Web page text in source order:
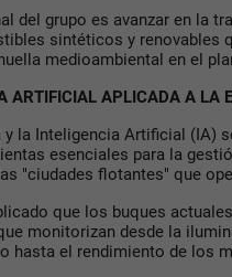
del grupo es avanzar en la
sintéticos y renovables
medioambiental en el
ARTIFICIAL APLICADA A LA
y la Inteligencia Artificial (IA)
esenciales para la
"ciudades flotantes" que
que los buques
monitorizan desde la
hasta el rendimiento de los